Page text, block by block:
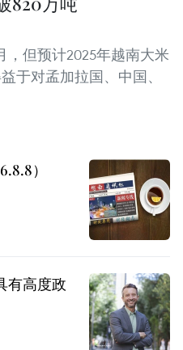
但预计2025年越南大米
于对孟加拉国、中国、
）
有高度政